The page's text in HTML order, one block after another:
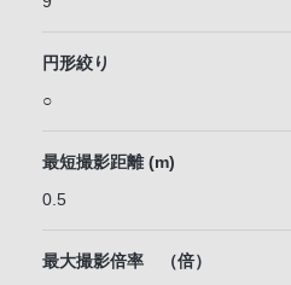
円形絞り
○
最短撮影距離 (m)
0.5
最大撮影倍率 （倍）